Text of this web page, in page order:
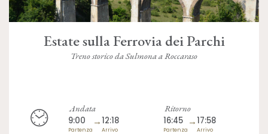
Estate sulla Ferrovia dei Parchi
Treno storico da Sulmona a Roccaraso
Andata
9:00
Partenza
→12:18
Arrivo
Ritorno
16:45
Partenza
→17:58
Arrivo